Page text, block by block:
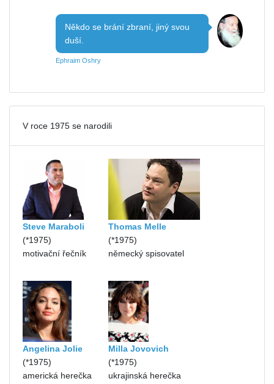
Někdo se brání zbraní, jiný svou
duší.
Ephraim Oshry
V roce 1975 se narodili
Steve Maraboli
(*1975)
motivační řečník
Thomas Melle
(*1975)
německý spisovatel
Angelina Jolie
(*1975)
americká herečka
Milla Jovovich
(*1975)
ukrajinská herečka